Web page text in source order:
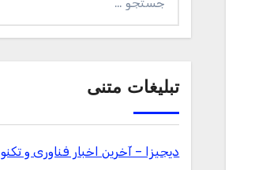
برای:
تبلیغات متنی
دیجیزا – آخرین اخبار فناوری و